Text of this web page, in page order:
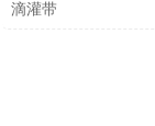
滴灌带